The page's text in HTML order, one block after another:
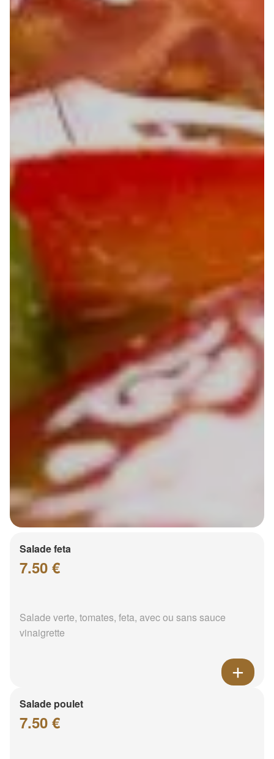
Salade feta
7.50 €
Salade verte, tomates, feta, avec ou sans sauce
vinaigrette
Salade poulet
7.50 €